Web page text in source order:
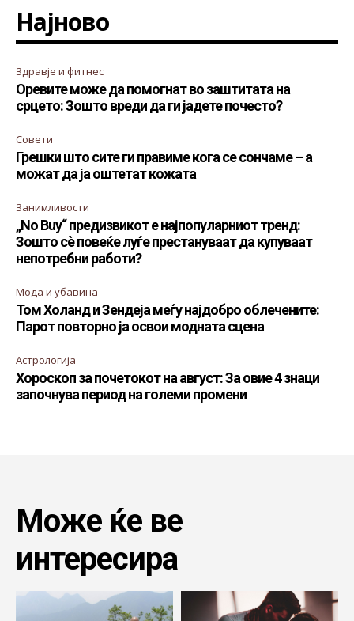
Најново
Здравје и фитнес
Оревите може да помогнат во заштитата на
срцето: Зошто вреди да ги јадете почесто?
Совети
Грешки што сите ги правиме кога се сончаме – а
можат да ја оштетат кожата
Занимливости
„No Buy“ предизвикот е најпопуларниот тренд:
Зошто сè повеќе луѓе престануваат да купуваат
непотребни работи?
Мода и убавина
Том Холанд и Зендеја меѓу најдобро облечените:
Парот повторно ја освои модната сцена
Астрологија
Хороскоп за почетокот на август: За овие 4 знаци
започнува период на големи промени
Може ќе ве
интересира